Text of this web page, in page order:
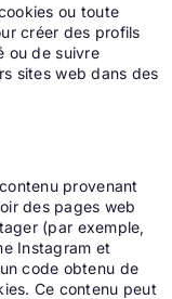
ou toute
créer des profils
ou de suivre
sites web dans des
provenant
des pages web
(par exemple,
Instagram et
code obtenu de
Ce contenu peut